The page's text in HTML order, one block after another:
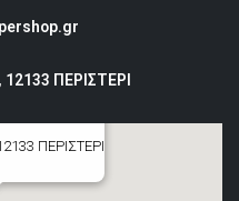
ΠΕΡΙΣΤΕΡΙ
ΠΕΡΙΣΤΕΡΙ